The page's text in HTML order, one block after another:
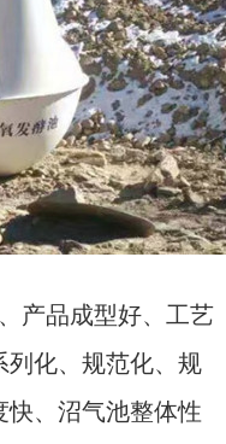
产品成型好、工艺
化、规范化、规
、沼气池整体性